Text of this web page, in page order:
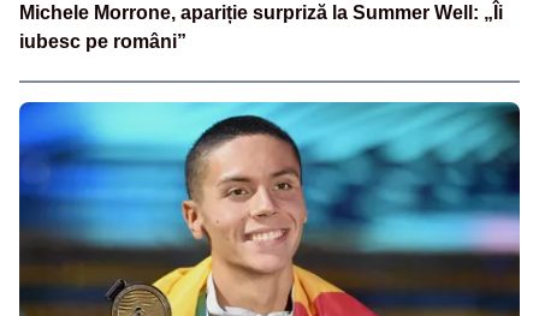
Michele Morrone, apariție surpriză la Summer Well: „Îi
iubesc pe români”